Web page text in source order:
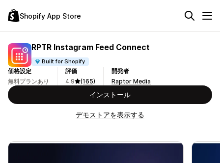
Shopify App Store
RPTR Instagram Feed Connect
Built for Shopify
価格設定
無料プランあり
評価
4.9
(165)
開発者
Raptor Media
インストール
デモストアを表示する